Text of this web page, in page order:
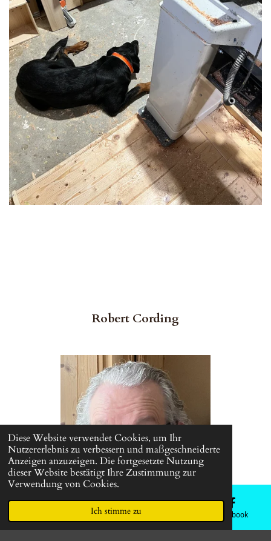
Diese Website verwendet Cookies, um Ihr
Nutzererlebnis zu verbessern und maßgeschneiderte
Anzeigen anzuzeigen. Die fortgesetzte Nutzung
dieser Website bestätigt Ihre Zustimmung zur
Verwendung von Cookies.
Ich stimme zu
Robert Cording
Telefon Facebook